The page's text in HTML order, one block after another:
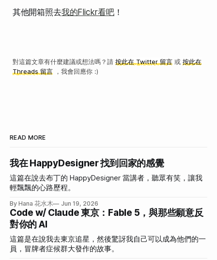
其他開箱照去我的Flickr看吧 ！
對這篇文章有什麼建議或想法嗎？請 按此在 Twitter 留言或 按此在
Threads 留言，我會回應你 :)
READ MORE
我在 HappyDesigner 找到回家的感覺
這篇在說去布丁的 HappyDesigner 當講者，聽眾有笑，讓我
輕飄飄的心路歷程。
By Hana 花水木 Jun 19, 2026
Code w/ Claude 東京：Fable 5，與那些願意反
對你的 AI
這篇是在說我去東京追星，然後驚訝我自己可以成為他們的一
員，冒牌者症候群大發作的故事。